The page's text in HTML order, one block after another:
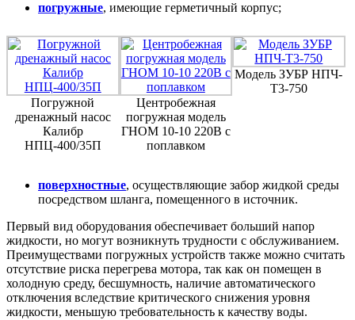
погружные, имеющие герметичный корпус;
Погружной
дренажный насос
Калибр
НПЦ-400/35П
Центробежная
погружная модель
ГНОМ 10-10 220В с
поплавком
Модель ЗУБР НПЧ-
Т3-750
поверхностные, осуществляющие забор жидкой среды
посредством шланга, помещенного в источник.
Первый вид оборудования обеспечивает больший напор
жидкости, но могут возникнуть трудности с обслуживанием.
Преимуществами погружных устройств также можно считать
отсутствие риска перегрева мотора, так как он помещен в
холодную среду, бесшумность, наличие автоматического
отключения вследствие критического снижения уровня
жидкости, меньшую требовательность к качеству воды.